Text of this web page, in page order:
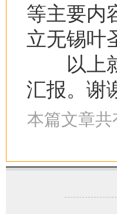
等主要内
立无锡叶
以上就
汇报。谢
本篇文章共